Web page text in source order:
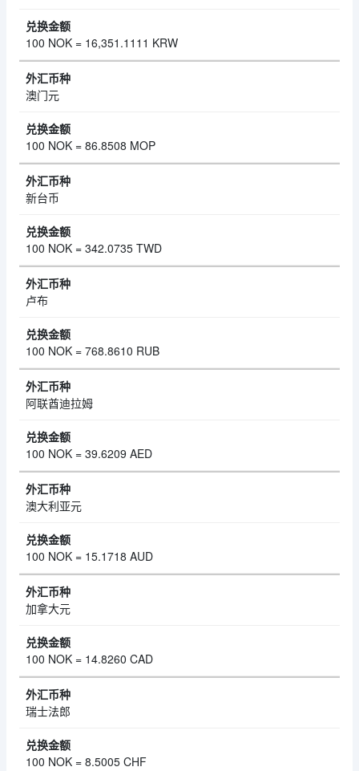
100 NOK = 16,351.1111 KRW
澳门元
100 NOK = 86.8508 MOP
新台币
100 NOK = 342.0735 TWD
卢布
100 NOK = 768.8610 RUB
阿联酋迪拉姆
100 NOK = 39.6209 AED
澳大利亚元
100 NOK = 15.1718 AUD
加拿大元
100 NOK = 14.8260 CAD
瑞士法郎
100 NOK = 8.5005 CHF